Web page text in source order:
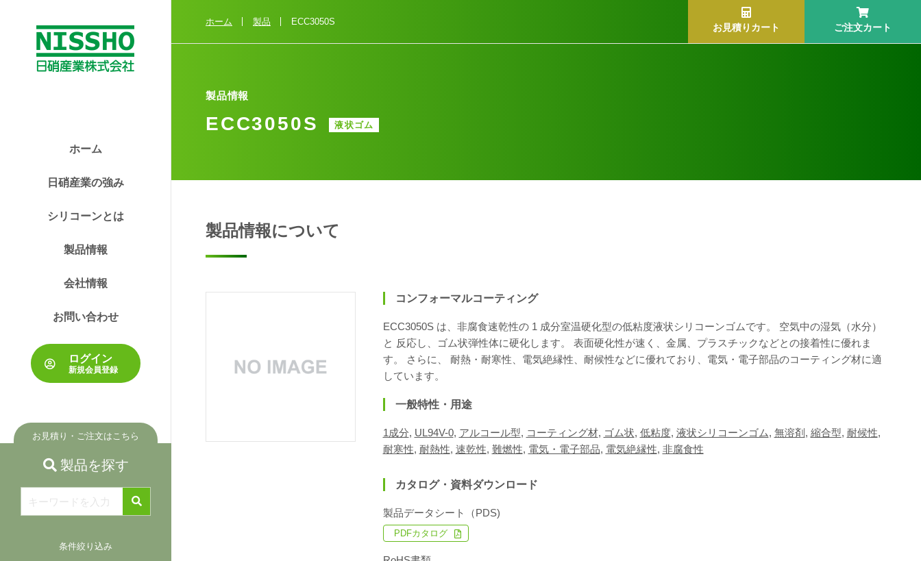
ホーム
日硝産業の強み
シリコーンとは
製品情報
会社情報
お問い合わせ
ログイン
新規会員登録
お見積り・ご注文はこちら
製品を探す
条件絞り込み
ホーム 製品 ECC3050S
製品情報
ECC3050S 液状ゴム
お見積りカート ご注文カート
製品情報について
コンフォーマルコーティング
ECC3050S は、非腐食速乾性の 1 成分室温硬化型の低粘度液状シリコーンゴムです。 空気中の湿気（水分）
と 反応し、ゴム状弾性体に硬化します。 表面硬化性が速く、金属、プラスチックなどとの接着性に優れま
す。 さらに、 耐熱・耐寒性、電気絶縁性、耐候性などに優れており、電気・電子部品のコーティング材に適
しています。
一般特性・用途
1成分, UL94V-0, アルコール型, コーティング材, ゴム状, 低粘度, 液状シリコーンゴム, 無溶剤 , 縮合型, 耐候性,
耐寒性, 耐熱性, 速乾性, 難燃性, 電気・電子部品, 電気絶縁性, 非腐食性
カタログ・資料ダウンロード
製品データシート（PDS)
PDFカタログ